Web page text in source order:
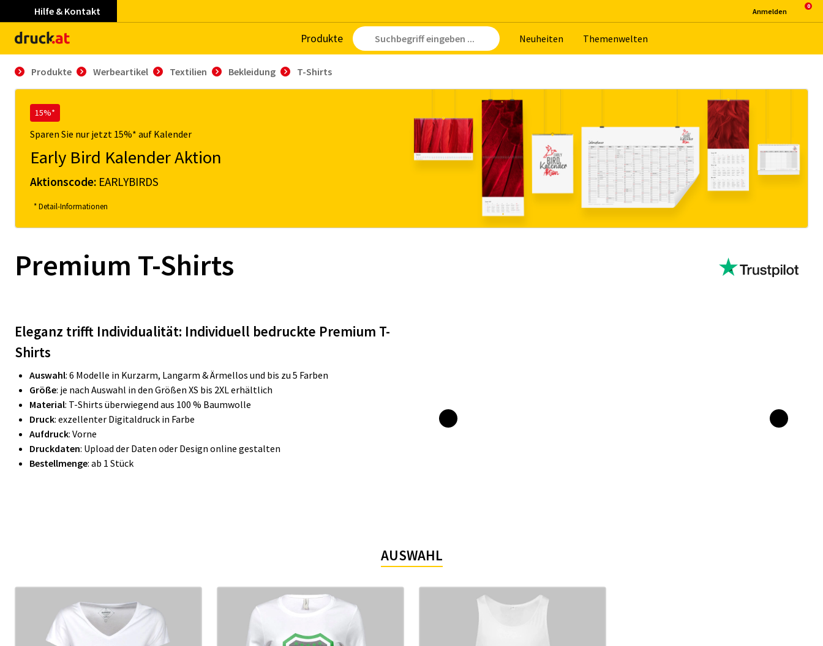
Hilfe & Kontakt
Pro­duk­te Neu­hei­ten The­men­wel­ten
An­mel­den
Produkte Werbeartikel Textilien Bekleidung T-Shirts
15%*
Sparen Sie nur jetzt 15%* auf Kalender
Early Bird Kalender Aktion
Aktionscode: EARLYBIRDS
* Detail-Informationen
Premium T-Shirts
Eleganz trifft Individualität: Individuell bedruckte Premium T-
Shirts
Auswahl: 6 Modelle in Kurzarm, Langarm & Ärmellos und bis zu 5 Farben
Größe: je nach Auswahl in den Größen XS bis 2XL erhältlich
Material: T-Shirts überwiegend aus 100 % Baumwolle
Druck: exzellenter Digitaldruck in Farbe
Aufdruck: Vorne
Druckdaten: Upload der Daten oder Design online gestalten
Bestellmenge: ab 1 Stück
AUSWAHL